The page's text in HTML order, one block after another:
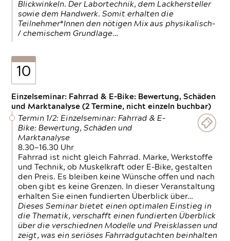
Blickwinkeln. Der Labortechnik, dem Lackhersteller
sowie dem Handwerk. Somit erhalten die
Teilnehmer*Innen den nötigen Mix aus physikalisch-
/ chemischem Grundlage…
10
Einzelseminar: Fahrrad & E-Bike: Bewertung, Schäden
und Marktanalyse (2 Termine, nicht einzeln buchbar)
Termin 1/2: Einzelseminar: Fahrrad & E-
Bike: Bewertung, Schäden und
Marktanalyse
8.30—16.30 Uhr
Fahrrad ist nicht gleich Fahrrad. Marke, Werkstoffe
und Technik, ob Muskelkraft oder E-Bike, gestalten
den Preis. Es bleiben keine Wünsche offen und nach
oben gibt es keine Grenzen. In dieser Veranstaltung
erhalten Sie einen fundierten Überblick über…
Dieses Seminar bietet einen optimalen Einstieg in
die Thematik, verschafft einen fundierten Überblick
über die verschiednen Modelle und Preisklassen und
zeigt, was ein seriöses Fahrradgutachten beinhalten